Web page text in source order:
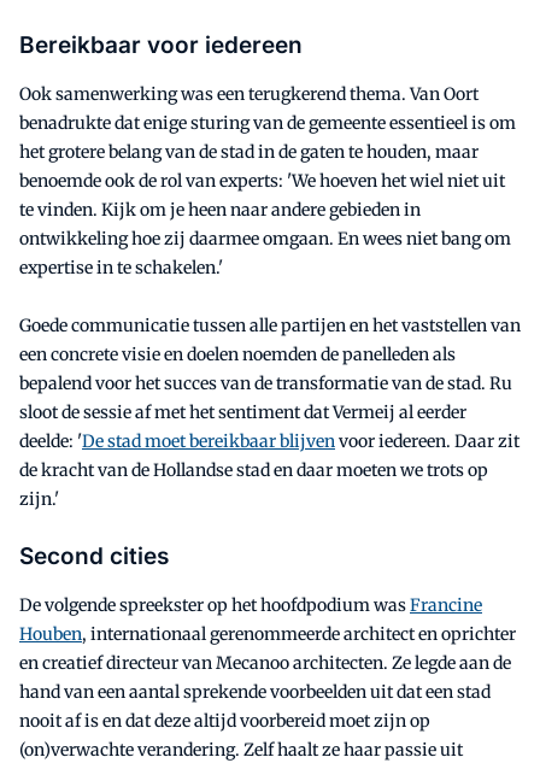
Bereikbaar voor iedereen
Ook samenwerking was een terugkerend thema. Van Oort
benadrukte dat enige sturing van de gemeente essentieel is om
het grotere belang van de stad in de gaten te houden, maar
benoemde ook de rol van experts: 'We hoeven het wiel niet uit
te vinden. Kijk om je heen naar andere gebieden in
ontwikkeling hoe zij daarmee omgaan. En wees niet bang om
expertise in te schakelen.'
Goede communicatie tussen alle partijen en het vaststellen van
een concrete visie en doelen noemden de panelleden als
bepalend voor het succes van de transformatie van de stad. Ru
sloot de sessie af met het sentiment dat Vermeij al eerder
deelde: 'De stad moet bereikbaar blijvenvoor iedereen. Daar zit
de kracht van de Hollandse stad en daar moeten we trots op
zijn.'
Second cities
De volgende spreekster op het hoofdpodium wasFrancine
Houben, internationaal gerenommeerde architect en oprichter
en creatief directeur van Mecanoo architecten. Ze legde aan de
hand van een aantal sprekende voorbeelden uit dat een stad
nooit af is en dat deze altijd voorbereid moet zijn op
(on)verwachte verandering. Zelf haalt ze haar passie uit